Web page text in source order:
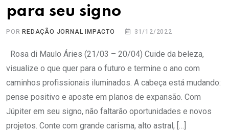
para seu signo
PORREDAÇÃO JORNAL IMPACTO 31/12/2022
Rosa di Maulo Áries (21/03 – 20/04) Cuide da beleza,
visualize o que quer para o futuro e termine o ano com
caminhos profissionais iluminados. A cabeça está mudando:
pense positivo e aposte em planos de expansão. Com
Júpiter em seu signo, não faltarão oportunidades e novos
projetos. Conte com grande carisma, alto astral, […]